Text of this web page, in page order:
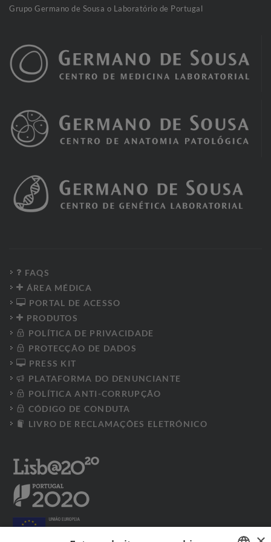
Grupo Germano de Sousa o Laboratório de Portugal
FAQS
ÁREA MÉDICA
PORTAL DE ACESSO
PRODUTOS
POLÍTICA DE PRIVACIDADE
PROTECÇÃO DE DADOS
PRESS KIT
PLATAFORMA DO DENUNCIANTE
POLÍTICA ANTI-CORRUPÇÃO
CÓDIGO DE CONDUTA
LIVRO DE RECLAMAÇÕES ELETRÓNICO